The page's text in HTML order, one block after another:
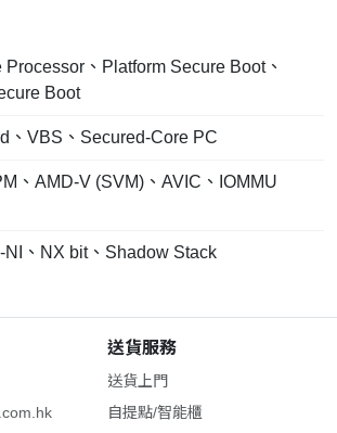
、Platform Secure Boot、
Boot
、VBS、Secured-Core PC
、AMD-V (SVM)、AVIC、IOMMU
、NX bit、Shadow Stack
送貨服務
送貨上門
自提點/智能櫃